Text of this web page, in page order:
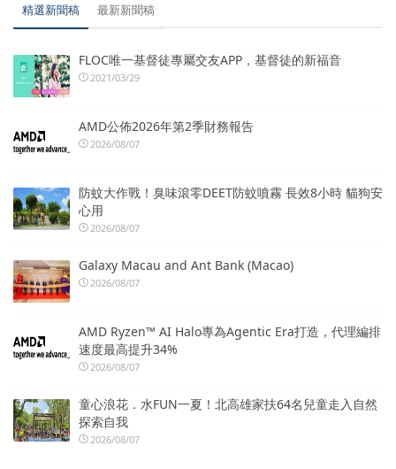
精選新聞稿 最新新聞稿
FLOC唯一基督徒專屬交友APP，基督徒的新福音
2021/03/29
AMD公佈2026年第2季財務報告
2026/08/07
防蚊大作戰！臭味滾零DEET防蚊噴霧 長效8小時 貓狗安
心用
2026/08/07
Galaxy Macau and Ant Bank (Macao)
2026/08/07
AMD Ryzen™ AI Halo專為Agentic Era打造，代理編排
速度最高提升34%
2026/08/07
童心浪花．水FUN一夏！北高雄家扶64名兒童走入自然
探索自我
2026/08/07